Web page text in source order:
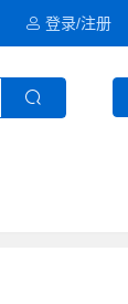
登录/注册